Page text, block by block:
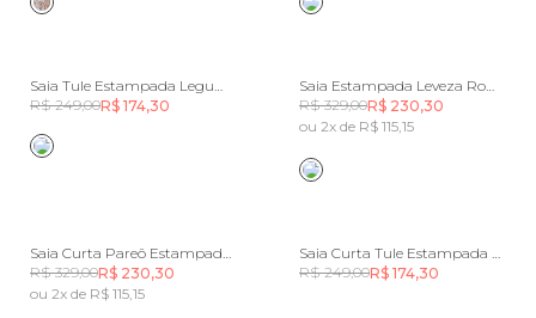
Saia Tule Estampada Legumes
R$ 249,00R$ 174,30
Saia Estampada Leveza Romântica
R$ 329,00R$ 230,30
ou 2x de R$ 115,15
Saia Curta Pareô Estampada Luna
R$ 329,00R$ 230,30
ou 2x de R$ 115,15
Saia Curta Tule Estampada Mesa De Chá
R$ 249,00R$ 174,30